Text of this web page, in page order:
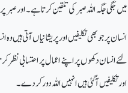
میں جگی جگہ اللہ صبر کی تلقین کرتا ہے ۔ اور
انسان پر جو بھی تکلیفیں اور پریشانیاں آتی ہیں وہ
لئے انسان دکھوں پر اپنے اعمال پر احتسابی
اور تکلیفیں آگئی ہیں انہیں اللہ دور کردے۔